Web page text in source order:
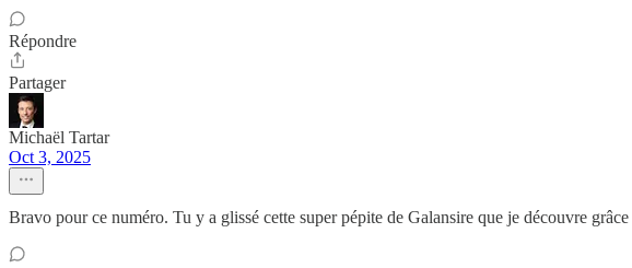
Répondre
Partager
Michaël Tartar
Oct 3, 2025
Bravo pour ce numéro. Tu y a glissé cette super pépite de Galansire que je découvre